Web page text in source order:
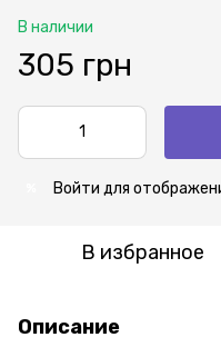
В наличии
305 грн
Войти для
В избранное
Описание